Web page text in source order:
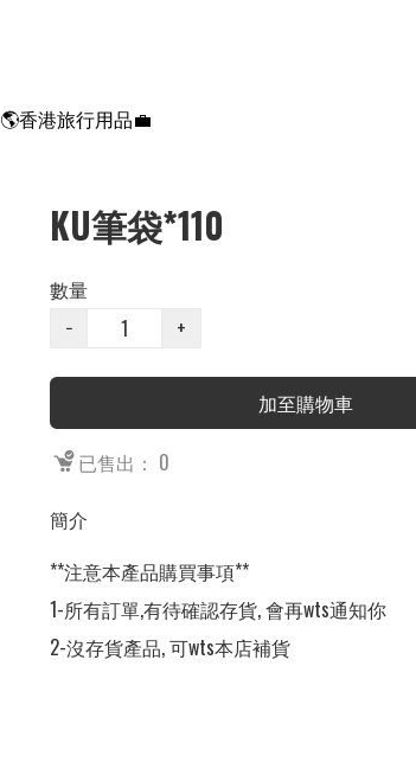
🌎香港旅行用品💼
KU筆袋*110
數量
−
+
加至購物車
已售出： 0
簡介
**注意本產品購買事項**
1-所有訂單,有待確認存貨, 會再wts通知你
2-沒存貨產品, 可wts本店補貨